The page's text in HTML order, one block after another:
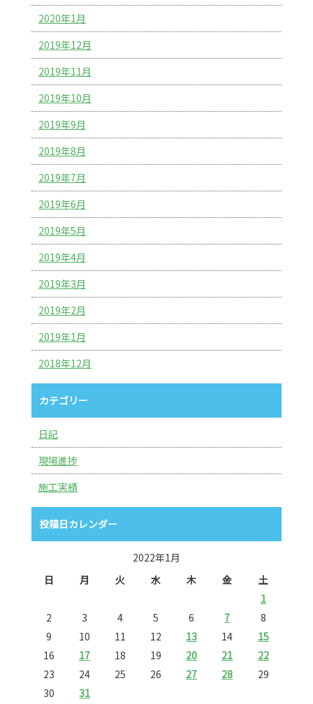
2020年1月
2019年12月
2019年11月
2019年10月
2019年9月
2019年8月
2019年7月
2019年6月
2019年5月
2019年4月
2019年3月
2019年2月
2019年1月
2018年12月
カテゴリー
日記
現場進捗
施工実績
投稿日カレンダー
2022年1月
日
月 火 水 木 金
土
1
2
3 4 5 6 7
8
9
10 11 12 13 14
15
16
17 18 19 20 21
22
23
24 25 26 27 28
29
30
31